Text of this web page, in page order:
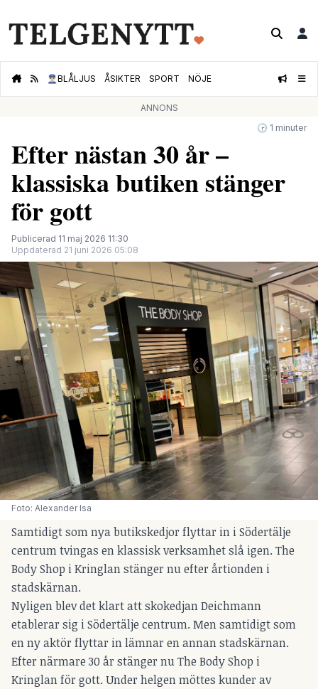
👮🏻‍♂️BLÅLJUS ÅSIKTER SPORT NÖJE
ANNONS
🕝 1 minuter
Efter nästan 30 år –
klassiska butiken stänger
för gott
Publicerad 11 maj 2026 11:30
Uppdaterad 21 juni 2026 05:08
Foto: Alexander Isa
Samtidigt som nya butikskedjor flyttar in i Södertälje
centrum tvingas en klassisk verksamhet slå igen. The
Body Shop i Kringlan stänger nu efter årtionden i
stadskärnan.
Nyligen blev det klart att skokedjanDeichmann
etablerar sig i Södertälje centrum. Men samtidigt som
en ny aktör flyttar in lämnar en annan stadskärnan.
Efter närmare 30 år stänger nu The Body Shop i
Kringlan för gott. Under helgen möttes kunder av